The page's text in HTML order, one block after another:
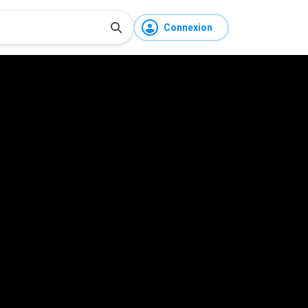
Connexion